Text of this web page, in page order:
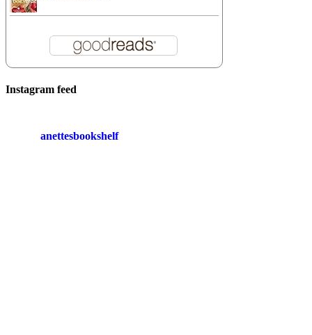
Instagram feed
anettesbookshelf